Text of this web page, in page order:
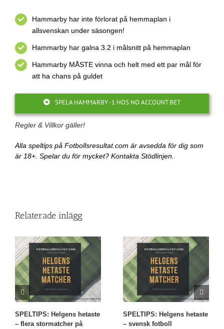
Hammarby har inte förlorat på hemmaplan i
allsvenskan under säsongen!
Hammarby har galna 3.2 i målsnitt på hemmaplan
Hammarby MÅSTE vinna och helt med ett par mål för
att ha chans på guldet
SPELA HAMMARBY -1 HOS NO ACCOUNT BET
Regler & Villkor gäller!
Alla speltipspå Fotbollsresultat.com är avsedda för dig som
är 18+. Spelar du för mycket? Kontakta Stödlinjen.
Relaterade inlägg
SPELTIPS: Helgens hetaste
– flera stormatcher på
SPELTIPS: Helgens hetaste
– svensk fotboll